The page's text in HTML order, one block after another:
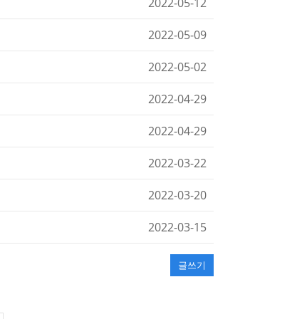
2022-05-09
2022-05-02
2022-04-29
2022-04-29
2022-03-22
2022-03-20
2022-03-15
글쓰기